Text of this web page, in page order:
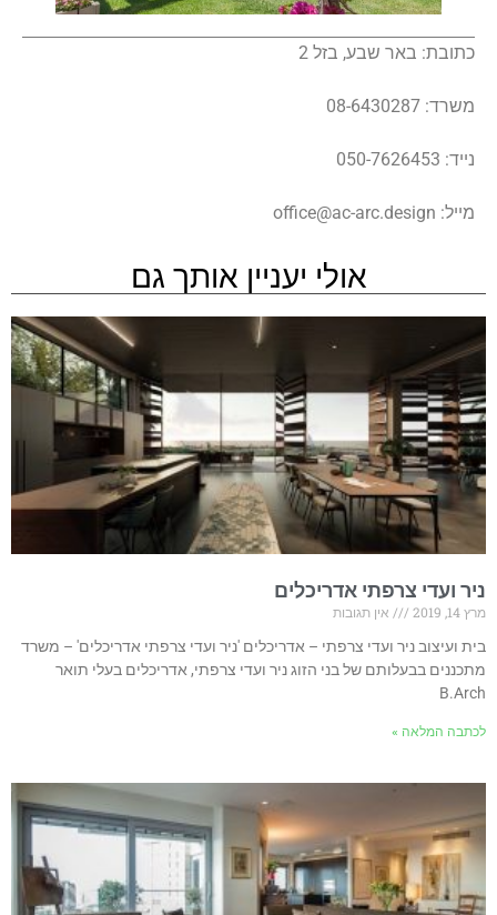
כתובת: באר שבע, בזל 2
משרד: 08-6430287
נייד: 050-7626453
מייל: office@ac-arc.design
אולי יעניין אותך גם
ניר ועדי צרפתי אדריכלים
מרץ 14, 2019
אין תגובות
בית ועיצוב ניר ועדי צרפתי – אדריכלים 'ניר ועדי צרפתי אדריכלים' – משרד
מתכננים בבעלותם של בני הזוג ניר ועדי צרפתי, אדריכלים בעלי תואר
B.Arch
לכתבה המלאה »